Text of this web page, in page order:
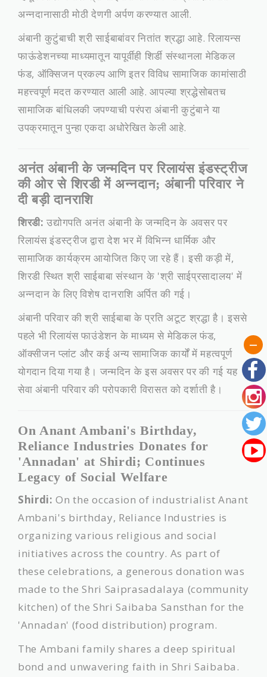
अन्नदानासाठी मोठी देणगी अर्पण करण्यात आली.
अंबानी कुटुंबाची श्री साईबाबांवर नितांत श्रद्धा आहे. रिलायन्स
फाऊंडेशनच्या माध्यमातून यापूर्वीही शिर्डी संस्थानला मेडिकल
फंड, ऑक्सिजन प्रकल्प आणि इतर विविध सामाजिक कामांसाठी
महत्त्वपूर्ण मदत करण्यात आली आहे. आपल्या श्रद्धेसोबतच
सामाजिक बांधिलकी जपण्याची परंपरा अंबानी कुटुंबाने या
उपक्रमातून पुन्हा एकदा अधोरेखित केली आहे.
अनंत अंबानी के जन्मदिन पर रिलायंस इंडस्ट्रीज
की ओर से शिरडी में अन्नदान; अंबानी परिवार ने
दी बड़ी दानराशि
शिरडी: उद्योगपति अनंत अंबानी के जन्मदिन के अवसर पर
रिलायंस इंडस्ट्रीज द्वारा देश भर में विभिन्न धार्मिक और
सामाजिक कार्यक्रम आयोजित किए जा रहे हैं। इसी कड़ी में,
शिरडी स्थित श्री साईबाबा संस्थान के 'श्री साईप्रसादालय' में
अन्नदान के लिए विशेष दानराशि अर्पित की गई।
अंबानी परिवार की श्री साईबाबा के प्रति अटूट श्रद्धा है। इससे
पहले भी रिलायंस फाउंडेशन के माध्यम से मेडिकल फंड,
ऑक्सीजन प्लांट और कई अन्य सामाजिक कार्यों में महत्वपूर्ण
योगदान दिया गया है। जन्मदिन के इस अवसर पर की गई यह
सेवा अंबानी परिवार की परोपकारी विरासत को दर्शाती है।
On Anant Ambani's Birthday,
Reliance Industries Donates for
'Annadan' at Shirdi; Continues
Legacy of Social Welfare
Shirdi: On the occasion of industrialist Anant
Ambani's birthday, Reliance Industries is
organizing various religious and social
initiatives across the country. As part of
these celebrations, a generous donation was
made to the Shri Saiprasadalaya (community
kitchen) of the Shri Saibaba Sansthan for the
'Annadan' (food distribution) program.
The Ambani family shares a deep spiritual
bond and unwavering faith in Shri Saibaba.